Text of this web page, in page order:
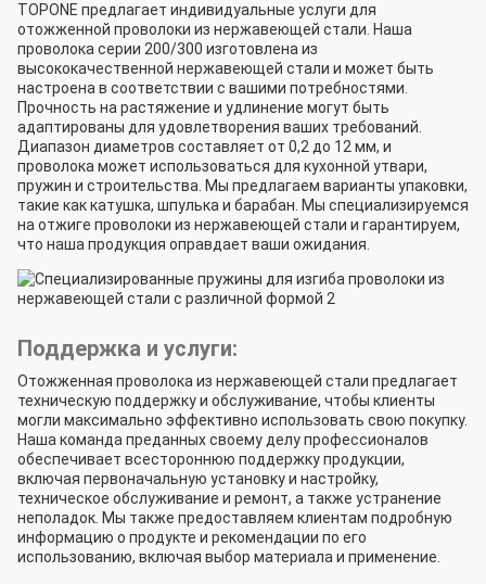
TOPONE предлагает индивидуальные услуги для
отожженной проволоки из нержавеющей стали. Наша
проволока серии 200/300 изготовлена из
высококачественной нержавеющей стали и может быть
настроена в соответствии с вашими потребностями.
Прочность на растяжение и удлинение могут быть
адаптированы для удовлетворения ваших требований.
Диапазон диаметров составляет от 0,2 до 12 мм, и
проволока может использоваться для кухонной утвари,
пружин и строительства. Мы предлагаем варианты упаковки,
такие как катушка, шпулька и барабан. Мы специализируемся
на отжиге проволоки из нержавеющей стали и гарантируем,
что наша продукция оправдает ваши ожидания.
Поддержка и услуги:
Отожженная проволока из нержавеющей стали предлагает
техническую поддержку и обслуживание, чтобы клиенты
могли максимально эффективно использовать свою покупку.
Наша команда преданных своему делу профессионалов
обеспечивает всестороннюю поддержку продукции,
включая первоначальную установку и настройку,
техническое обслуживание и ремонт, а также устранение
неполадок. Мы также предоставляем клиентам подробную
информацию о продукте и рекомендации по его
использованию, включая выбор материала и применение.